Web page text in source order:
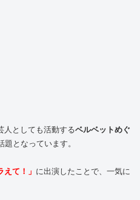
人としても活動するベルベットめぐ
となっています。
えて！」 に出演したことで、一気に